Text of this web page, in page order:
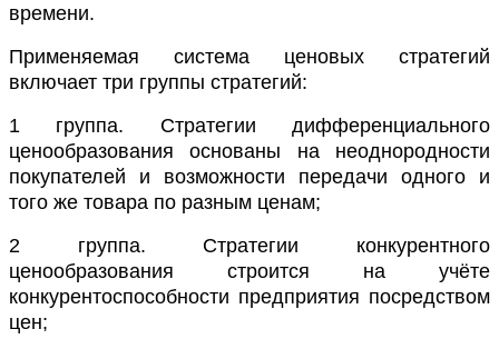
времени.
Применяемая система ценовых стратегий
включает три группы стратегий:
1 группа. Стратегии дифференциального
ценообразования основаны на неоднородности
покупателей и возможности передачи одного и
того же товара по разным ценам;
2 группа.
Стратегии конкурентного
ценообразования строится на учёте
конкурентоспособности предприятия посредством
цен;